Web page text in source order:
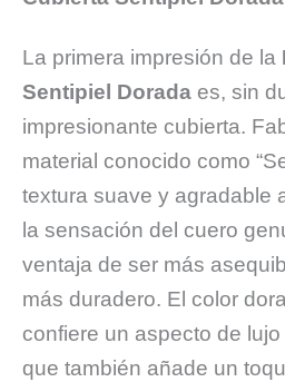
La primera impresión de la
Sentipiel Dorada es, sin
impresionante cubierta.
material conocido como
textura suave y agradable
la sensación del cuero
ventaja de ser más
más duradero. El color
confiere un aspecto de
que también añade un